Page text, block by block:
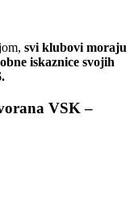
svi klubovi moraju
iskaznice svojih
VSK –